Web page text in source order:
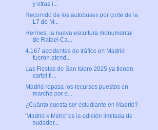
y otras i...
Recorrido de los autobuses por corte de la
L7 de M...
Hermes, la nueva escultura monumental
de Rafael Ca...
4.167 accidentes de tráfico en Madrid
fueron atend...
Las Fiestas de San Isidro 2025 ya tienen
cartel fi...
Madrid repasa los recursos puestos en
marcha por e...
¿Cuánto cuesta ser estudiante en Madrid?
'Madrid x Metro' es la edición limitada de
sudader...